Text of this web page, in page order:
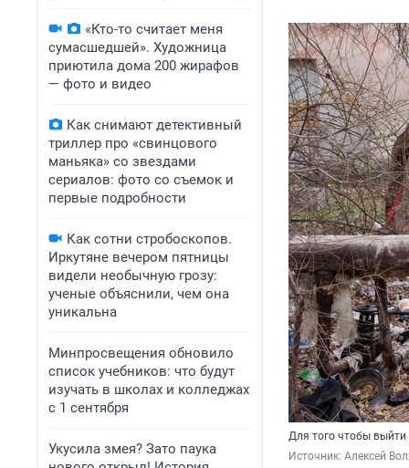
«Кто-то считает меня
сумасшедшей». Художница
приютила дома 200 жирафов
— фото и видео
Как снимают детективный
триллер про «свинцового
маньяка» со звездами
сериалов: фото со съемок и
первые подробности
Как сотни стробоскопов.
Иркутяне вечером пятницы
видели необычную грозу:
ученые объяснили, чем она
уникальна
Минпросвещения обновило
список учебников: что будут
изучать в школах и колледжах
с 1 сентября
Укусила змея? Зато паука
Для того чтобы выйти
Источник: Алексей